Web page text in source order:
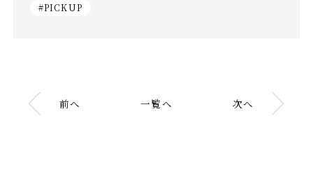
#PICKUP
前へ 一覧へ 次へ